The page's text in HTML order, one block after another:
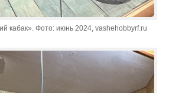
кабак». Фото: июнь 2024, vashehobbyrf.ru